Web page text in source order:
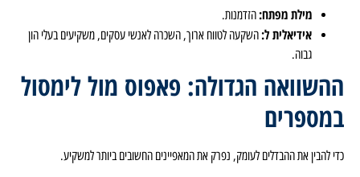
מילת מפתח:הזדמנות.
אידיאלית ל:השקעה לטווח ארוך, השכרה לאנשי עסקים, משקיעים בעלי הון
גבוה.
ההשוואה הגדולה: פאפוס מול לימסול
במספרים
כדי להבין את ההבדלים לעומק, נפרק את המאפיינים החשובים ביותר למשקיע.